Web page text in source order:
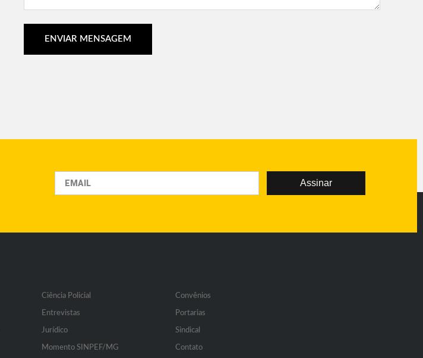
ENVIAR MENSAGEM
Assinar
Ciência Policial
Entrevistas
Jurídico
Momento SINPEF/MG
Convênios
Portarias
Sindical
Contato